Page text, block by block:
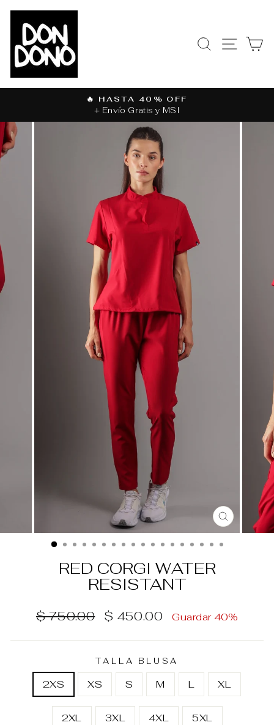
directamente
contenido
BUSCAR
diapositivas
pausa
🔥 HASTA 40% OFF
+ Envío Gratis y MSI
CERRAR
(ESC)
RED CORGI WATER
RESISTANT
Precio
$ 750.00
Precio
oferta
$ 450.00 Guardar 40%
TALLA BLUSA
2XS XS S M L XL
2XL 3XL 4XL 5XL